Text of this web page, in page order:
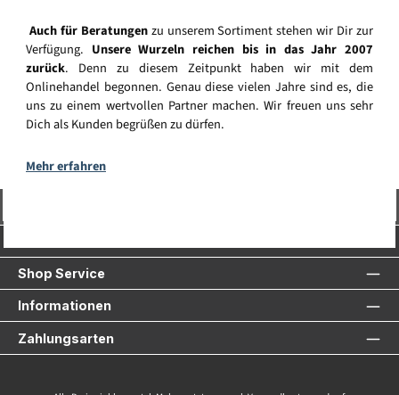
Auch für Beratungenzu unserem Sortiment stehen wir Dir zur
Verfügung. Unsere Wurzeln reichen bis in das Jahr 2007
zurück. Denn zu diesem Zeitpunkt haben wir mit dem
Onlinehandel begonnen. Genau diese vielen Jahre sind es, die
uns zu einem wertvollen Partner machen. Wir freuen uns sehr
Dich als Kunden begrüßen zu dürfen.
Mehr erfahren
Shop Service
Informationen
Zahlungsarten